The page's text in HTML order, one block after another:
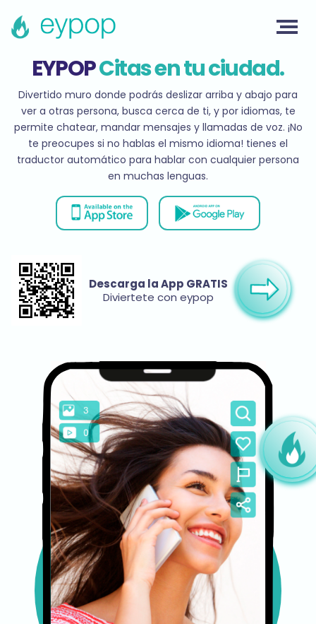
EYPOPCitas en tu ciudad.
Divertido muro donde podrás deslizar arriba y abajo para
ver a otras persona, busca cerca de ti, y por idiomas, te
permite chatear, mandar mensajes y llamadas de voz. ¡No
te preocupes si no hablas el mismo idioma! tienes el
traductor automático para hablar con cualquier persona
en muchas lenguas.
Descarga la App GRATIS
Diviertete con eypop